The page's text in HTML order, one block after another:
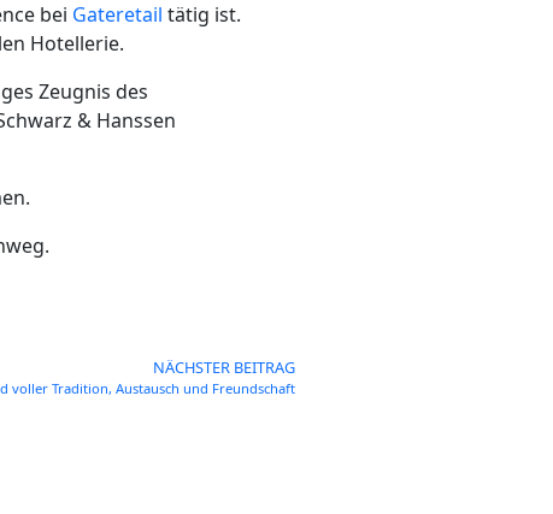
bei Gateretail tätig ist.
Hotellerie.
Zeugnis des
& Hanssen
NÄCHSTER BEITRAG
voller Tradition, Austausch und Freundschaft